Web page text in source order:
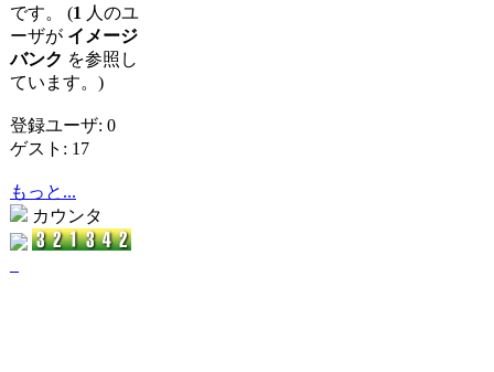
です。 (1 人のユ
ーザが イメージ
バンク を参照し
ています。)
登録ユーザ: 0
ゲスト: 17
もっと...
カウンタ